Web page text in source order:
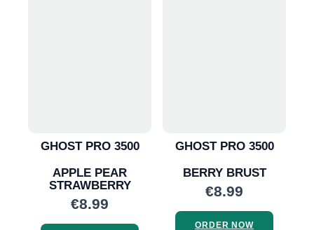
GHOST PRO 3500
APPLE PEAR
STRAWBERRY
€8.99
GHOST PRO 3500
BERRY BRUST
€8.99
ORDER NOW